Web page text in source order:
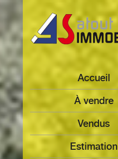
Accueil
à vendre
Vendus
Estimation